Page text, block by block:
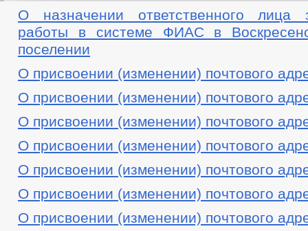
О назначении ответственного лица
работы в системе ФИАС в
поселении
О присвоении (изменении) почтового
О присвоении (изменении) почтового
О присвоении (изменении) почтового
О присвоении (изменении) почтового
О присвоении (изменении) почтового
О присвоении (изменении) почтового
О присвоении (изменении) почтового